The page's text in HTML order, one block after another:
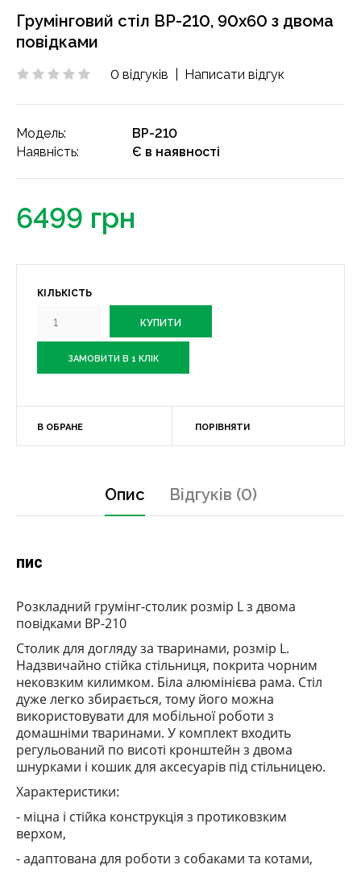
Грумінговий стіл ВР-210, 90x60 з двома
повідками
0 відгуків Написати відгук
Модель:
ВР-210
Наявність:
Є в наявності
6499 грн
КІЛЬКІСТЬ
ЗАМОВИТИ В 1 КЛІК
В ОБРАНЕ ПОРІВНЯТИ
Опис Відгуків (0)
пис
Розкладний грумінг-столик розмір L з двома
повідками ВР-210
Столик для догляду за тваринами, розмір L.
Надзвичайно стійка стільниця, покрита чорним
нековзким килимком. Біла алюмінієва рама. Стіл
дуже легко збирається, тому його можна
використовувати для мобільної роботи з
домашніми тваринами. У комплект входить
регульований по висоті кронштейн з двома
шнурками і кошик для аксесуарів під стільницею.
Характеристики:
- міцна і стійка конструкція з протиковзким
верхом,
- адаптована для роботи з собаками та котами,